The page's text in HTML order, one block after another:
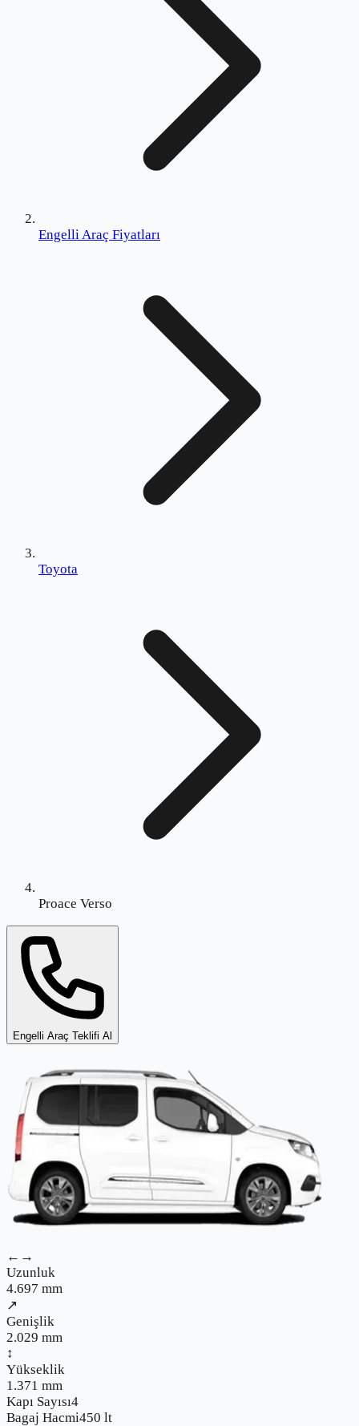
Engelli Araç Fiyatları
Toyota
Proace Verso
Engelli Araç Teklifi Al
←→
Uzunluk
4.697 mm
↗
Genişlik
2.029 mm
↕
Yükseklik
1.371 mm
Kapı Sayısı4
Bagaj Hacmi450 lt